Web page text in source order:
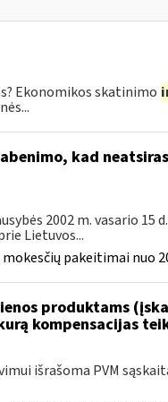
Ekonomikos skatinimo
kad
2002 m. vasario 15
Lietuvos...
mokesčių pakeitimai nuo
produktams
kompensacijas
išrašoma PVM